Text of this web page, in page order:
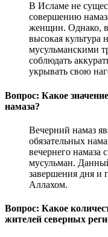
В Исламе не
совершению
женщин. Однако, в
высокая культура
мусульманскими
соблюдать
укрывать свою
Вопрос: Какое
намаза?
Вечерний намаз
обязательных
вечернего намаза
мусульман.
завершения дня и
Аллахом.
Вопрос: Какое
жителей северных